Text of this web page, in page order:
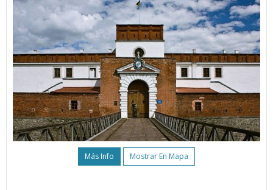
Más Info Mostrar En Mapa